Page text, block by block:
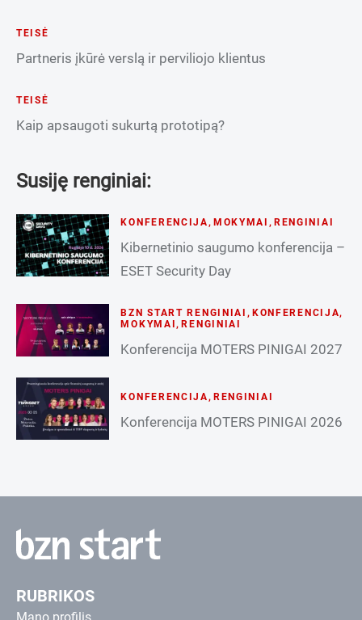
TEISĖ
Partneris įkūrė verslą ir perviliojo klientus
TEISĖ
Kaip apsaugoti sukurtą prototipą?
Susiję renginiai:
KONFERENCIJA, MOKYMAI , RENGINIAI
Kibernetinio saugumo konferencija –
ESET Security Day
BZN START RENGINIAI , KONFERENCIJA,
MOKYMAI, RENGINIAI
Konferencija MOTERS PINIGAI 2027
KONFERENCIJA, RENGINIAI
Konferencija MOTERS PINIGAI 2026
RUBRIKOS